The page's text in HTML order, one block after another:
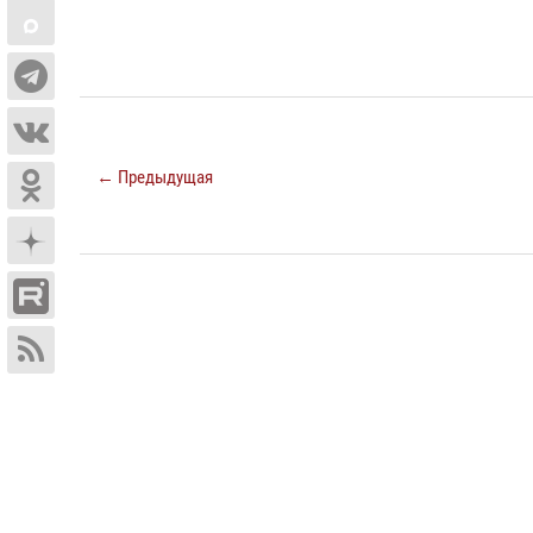
← Предыдущая